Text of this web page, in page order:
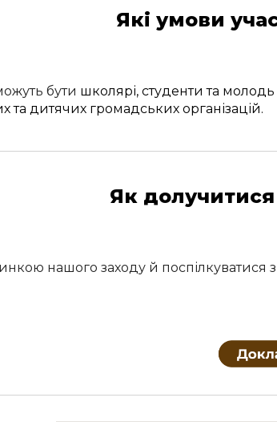
Які умови
бути школярі, студенти та молодь
дитячих громадських організацій.
Як
нашого заходу й